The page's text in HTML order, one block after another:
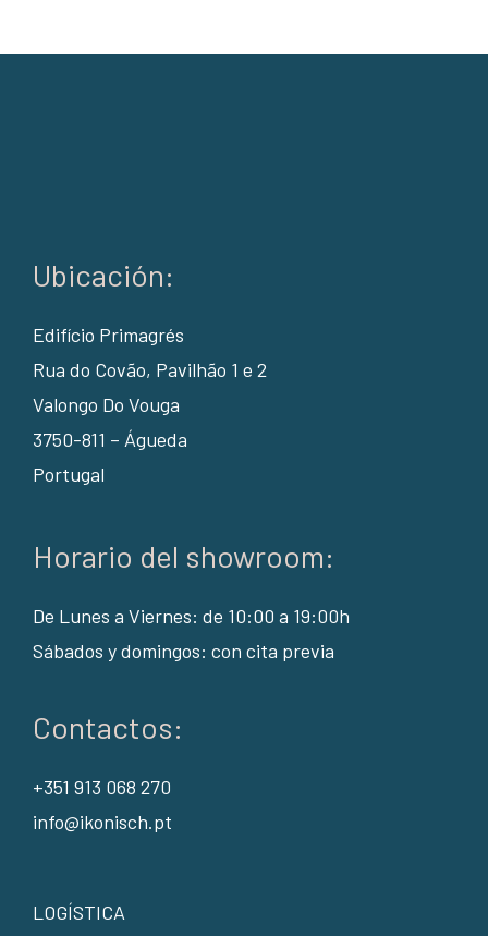
Ubicación:
Edifício Primagrés
Rua do Covão, Pavilhão 1 e 2
Valongo Do Vouga
3750-811 – Águeda
Portugal
Horario del showroom:
De Lunes a Viernes: de 10:00 a 19:00h
Sábados y domingos: con cita previa
Contactos:
+351 913 068 270
info@ikonisch.pt
LOGÍSTICA